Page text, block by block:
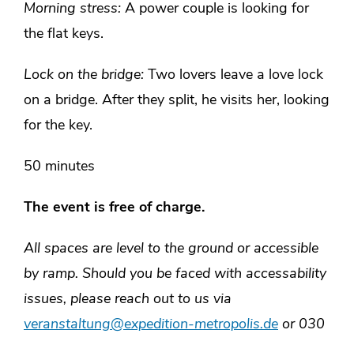
Morning stress: A power couple is looking for
the flat keys.
Lock on the bridge: Two lovers leave a love lock
on a bridge. After they split, he visits her, looking
for the key.
50 minutes
The event is free of charge.
All spaces are level to the ground or accessible
by ramp. Should you be faced with accessability
issues, please reach out to us via
veranstaltung@expedition-metropolis.de or 030